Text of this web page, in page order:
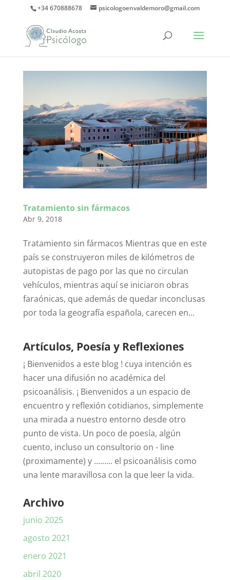
+34 670888678 psicologoenvaldemoro@gmail.com
Tratamiento sin fármacos
Abr 9, 2018
Tratamiento sin fármacos Mientras que en este
país se construyeron miles de kilómetros de
autopistas de pago por las que no circulan
vehículos, mientras aquí se iniciaron obras
faraónicas, que además de quedar inconclusas
por toda la geografía española, carecen en...
Artículos, Poesía y Reflexiones
¡ Bienvenidos a este blog ! cuya intención es
hacer una difusión no académica del
psicoanálisis. ¡ Bienvenidos a un espacio de
encuentro y reflexión cotidianos, simplemente
una mirada a nuestro entorno desde otro
punto de vista. Un poco de poesía, algún
cuento, incluso un consultorio on - line
(proximamente) y ......... el psicoanálisis como
una lente maravillosa con la que leer la vida.
Archivo
junio 2025
agosto 2021
enero 2021
abril 2020